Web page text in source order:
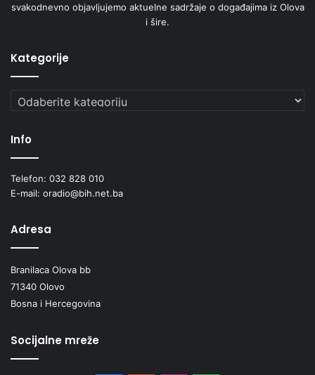
svakodnevno objavljujemo aktuelne sadržaje o događajima iz Olova
i šire.
Kategorije
Kategorije
Info
Telefon: 032 828 010
E-mail: oradio@bih.net.ba
Adresa
Branilaca Olova bb
71340 Olovo
Bosna i Hercegovina
Socijalne mreže